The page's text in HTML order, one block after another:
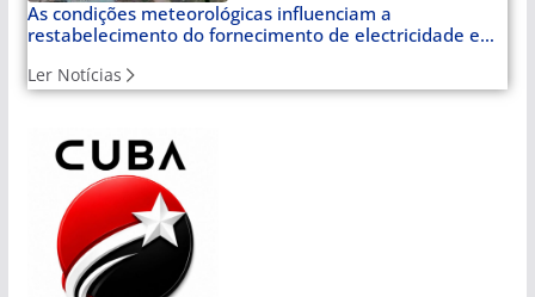
As condições meteorológicas influenciam a
restabelecimento do fornecimento de electricidade em
Ler Notícias